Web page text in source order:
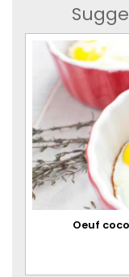
Oeuf